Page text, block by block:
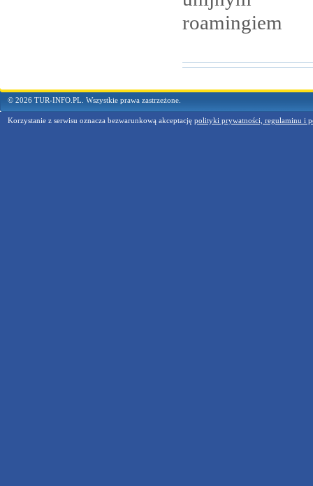
roamingiem
© 2026 TUR-INFO.PL. Wszystkie prawa zastrzeżone.
Korzystanie z serwisu oznacza bezwarunkową akceptację polityki prywatności, regulaminu i